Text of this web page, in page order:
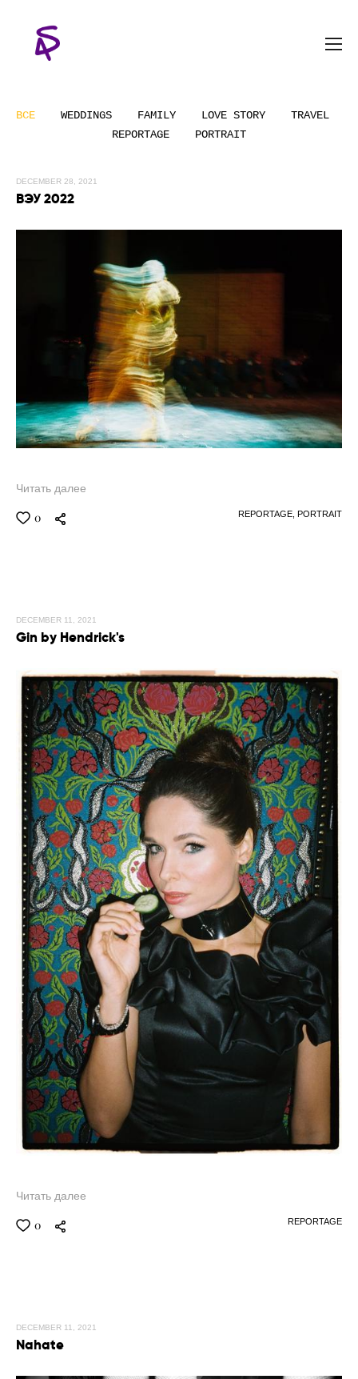
ВСЕ WEDDINGS FAMILY LOVE STORY
TRAVEL
REPORTAGE
PORTRAIT
Читать далее
0 REPORTAGE, PORTRAIT
DECEMBER 28, 2021
ВЭУ 2022
Читать далее
0 REPORTAGE
DECEMBER 11, 2021
Gin by Hendrick's
DECEMBER 11, 2021
Nahate